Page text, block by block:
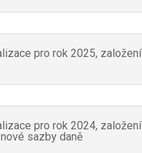
pro rok 2025, založení
pro rok 2024, založení
sazby daně